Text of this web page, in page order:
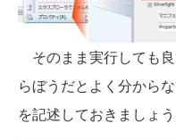
そのまま実行しても
らぼうだとよく分から
を記述しておきましょう